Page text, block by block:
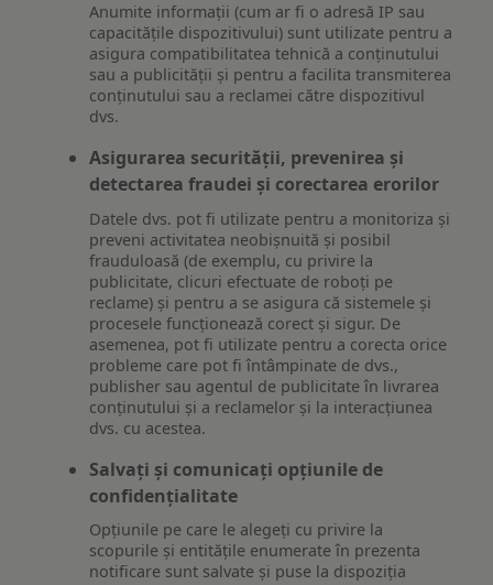
Anumite informații (cum ar fi o adresă IP sau
capacitățile dispozitivului) sunt utilizate pentru a
asigura compatibilitatea tehnică a conținutului
sau a publicității și pentru a facilita transmiterea
conținutului sau a reclamei către dispozitivul
dvs.
Asigurarea securității, prevenirea și
detectarea fraudei și corectarea erorilor
Datele dvs. pot fi utilizate pentru a monitoriza și
preveni activitatea neobișnuită și posibil
frauduloasă (de exemplu, cu privire la
publicitate, clicuri efectuate de roboți pe
reclame) și pentru a se asigura că sistemele și
procesele funcționează corect și sigur. De
asemenea, pot fi utilizate pentru a corecta orice
probleme care pot fi întâmpinate de dvs.,
publisher sau agentul de publicitate în livrarea
conținutului și a reclamelor și la interacțiunea
dvs. cu acestea.
Salvați și comunicați opțiunile de
confidențialitate
Opțiunile pe care le alegeți cu privire la
scopurile și entitățile enumerate în prezenta
notificare sunt salvate și puse la dispoziția